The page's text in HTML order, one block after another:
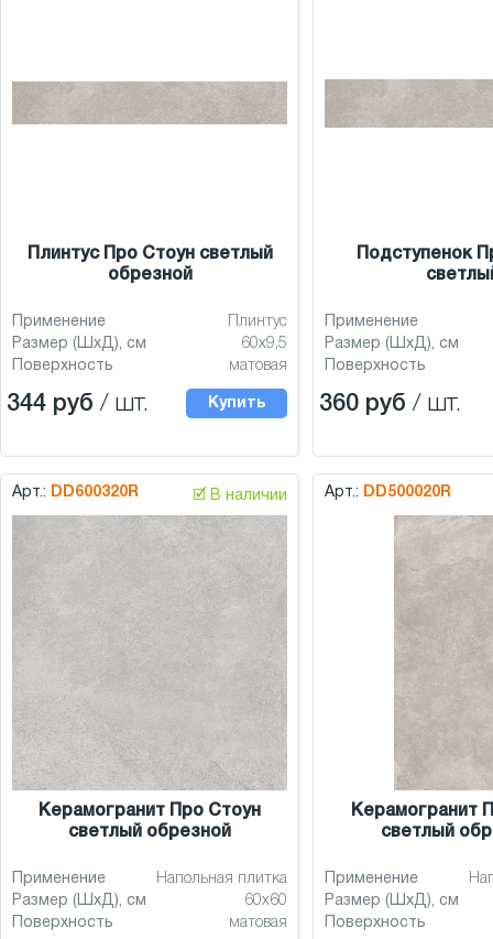
Плинтус Про Стоун светлый
обрезной
Применение
Плинтус
Размер (ШхД), см
60x9,5
Поверхность
матовая
344 руб / шт. Купить
Подступенок
Применение
Размер (ШхД), см
Поверхность
360 руб / шт.
Арт.: DD600320R 🗹 В наличии
Керамогранит Про Стоун
светлый обрезной
Применение
Напольная плитка
Размер (ШхД), см
60x60
Поверхность
матовая
Арт.: DD500020R
Керамогранит
светлый
Применение
Размер (ШхД), см
Поверхность